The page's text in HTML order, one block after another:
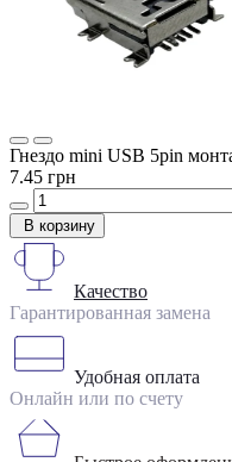
Гнездо mini USB 5pin
7.45 грн
В корзину
Качество
Гарантированная замена
Удобная оплата
Онлайн или по счету